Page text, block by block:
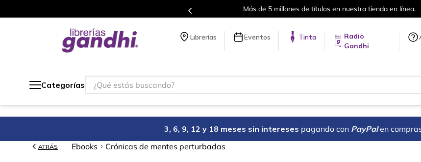
Más de 5 millones de títulos en nuestra tienda en línea.
Librerías Eventos Tinta
Radio
Gandhi
Categorías
¿Qué estás buscando?
3, 6, 9, 12 y 18 meses sin intereses pagando con PayPal en
ATRÁS Ebooks Crónicas de mentes perturbadas